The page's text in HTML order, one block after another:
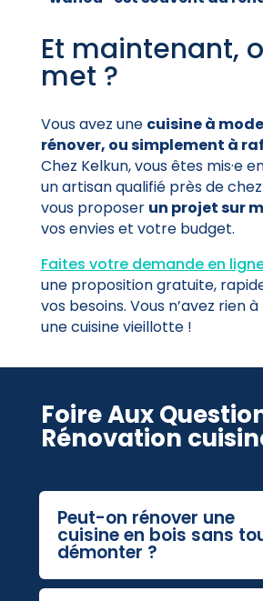
Et maintenant,
met ?
Vous avez une cuisine à
rénover, ou simplement à
Chez Kelkun, vous êtes mis·e
un artisan qualifié près de
vous proposer un projet sur
vos envies et votre budget.
Faites votre demande en
une proposition gratuite,
vos besoins. Vous n’avez rien
une cuisine vieillotte !
Foire Aux
Rénovation
Peut-on rénover une
cuisine en bois sans
démonter ?